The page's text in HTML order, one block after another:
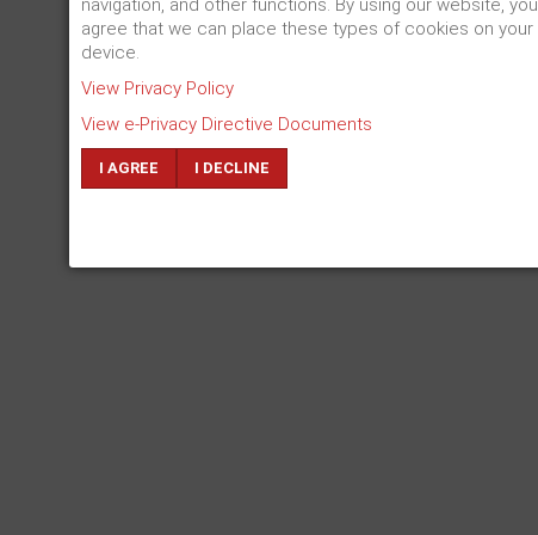
#Bildbearbeitung inkl. Rechteverwaltung
navigation, and other functions. By using our website, you
agree that we can place these types of cookies on your
device.
View Privacy Policy
View e-Privacy Directive Documents
I AGREE I DECLINE